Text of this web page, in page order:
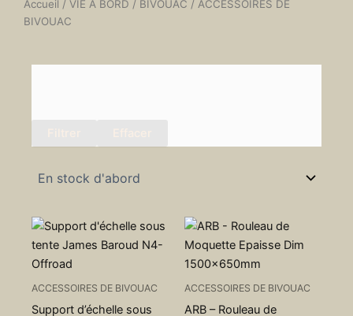
Accueil / VIE À BORD / BIVOUAC / ACCESSOIRES DE
BIVOUAC
ACCESSOIRES DE BIVOUAC
Support d’échelle sous
ACCESSOIRES DE BIVOUAC
ARB – Rouleau de